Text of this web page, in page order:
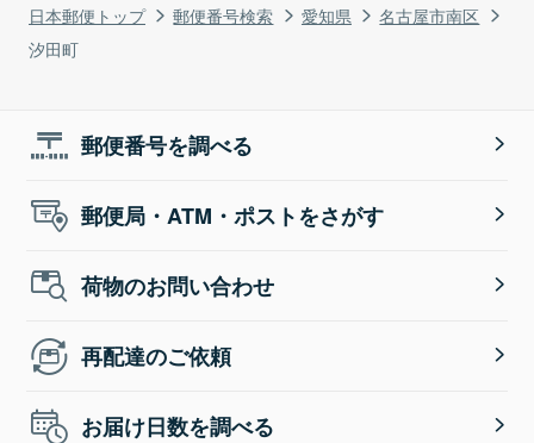
日本郵便トップ 郵便番号検索 愛知県
名古屋市南区
汐田町
郵便番号を調べる
郵便局・ATM・ポストをさがす
荷物のお問い合わせ
再配達のご依頼
お届け日数を調べる